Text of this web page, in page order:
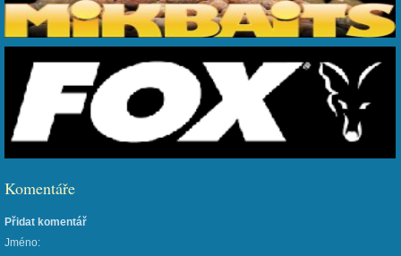
Komentáře
Přidat komentář
Jméno: